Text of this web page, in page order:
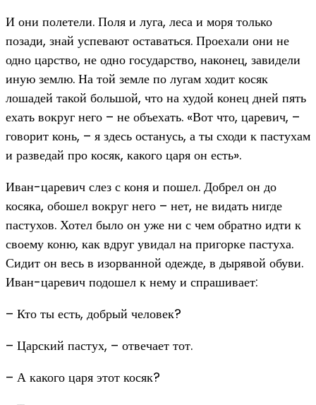
И они полетели. Поля и луга, леса и моря только
позади, знай успевают оставаться. Проехали они не
одно царство, не одно государство, наконец, завидели
иную землю. На той земле по лугам ходит косяк
лошадей такой большой, что на худой конец дней пять
ехать вокруг него – не объехать. «Вот что, царевич, –
говорит конь, – я здесь останусь, а ты сходи к пастухам
и разведай про косяк, какого царя он есть».
Иван-царевич слез с коня и пошел. Добрел он до
косяка, обошел вокруг него – нет, не видать нигде
пастухов. Хотел было он уже ни с чем обратно идти к
своему коню, как вдруг увидал на пригорке пастуха.
Сидит он весь в изорванной одежде, в дырявой обуви.
Иван-царевич подошел к нему и спрашивает:
– Кто ты есть, добрый человек?
– Царский пастух, – отвечает тот.
– А какого царя этот косяк?